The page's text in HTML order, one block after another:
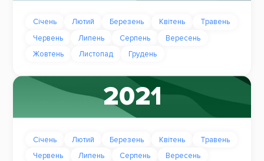
Січень Лютий Березень Квітень
Травень
Червень
Липень Серпень
Вересень
Жовтень
Листопад Грудень
2021
Січень Лютий Березень Квітень
Травень
Червень
Липень Серпень
Вересень